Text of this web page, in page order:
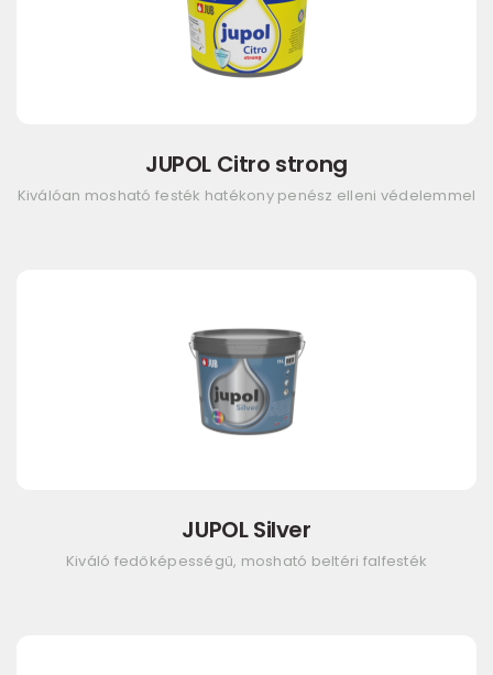
JUPOL Citro strong
Kiválóan mosható festék hatékony penész elleni védelemmel
JUPOL Silver
Kiváló fedőképességű, mosható beltéri falfesték